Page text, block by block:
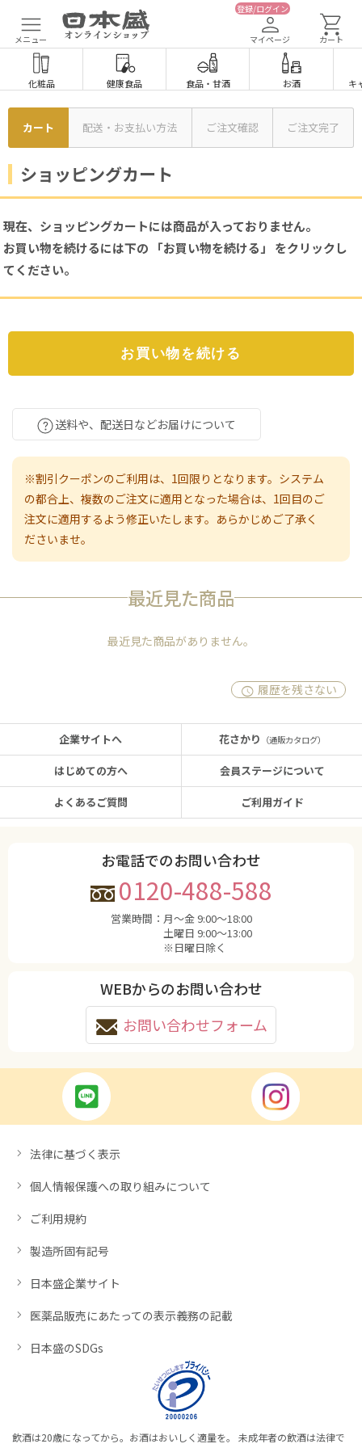
メニュー
登録/ログイン
マイページ カート
化粧品 健康食品 食品・ 甘酒 お酒 キ
カート 配送・お支払い方法 ご注文確認 ご注文完了
ショッピングカート
現在、ショッピングカートには商品が入っておりません。
お買い物を続けるには下の 「お買い物を続ける」 をクリックし
てください。
送料や、配送日などお届けについて
※割引クーポンのご利用は、1回限りとなります。システム
の都合上、複数のご注文に適用となった場合は、1回目のご
注文に適用するよう修正いたします。あらかじめご了承く
ださいませ。
最近見た商品
最近見た商品がありません。
履歴を残さない
企業サイトへ
はじめての方へ
よくあるご質問
花さかり （通販カタログ）
会員ステージについて
ご利用ガイド
お電話でのお問い合わせ
0120-488-588
営業時間： 月〜金 9:00〜18:00
土曜日 9:00〜13:00
※日曜日除く
WEBからのお問い合わせ
お問い合わせフォーム
法律に基づく表示
個人情報保護への取り組みについて
ご利用規約
製造所固有記号
日本盛企業サイト
医薬品販売にあたっての表示義務の記載
日本盛のSDGs
飲酒は20歳になってから。お酒はおいしく適量を。 未成年者の飲酒は法律で